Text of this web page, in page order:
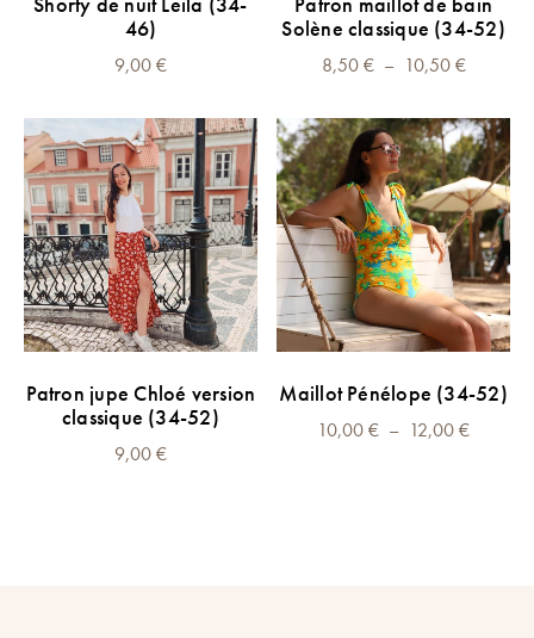
produit
produit
46)
9,00€
produit
a
plusieurs
Les
options
peuvent
être
choisies
sur
la
du
produit
Solène classique (34-52)
8,50€ – 10,50€Plage
prix :
8,50 €
à
10,50 €
Patron jupe Chloé version
classique (34-52)
9,00€
CHOIX DES OPTIONS
produit
a
Maillot Pénélope (34-52)
10,00€ – 12,00€Plage